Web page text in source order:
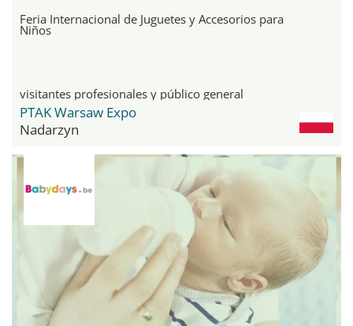
Feria Internacional de Juguetes y Accesorios para
Niños
visitantes profesionales y público general
PTAK Warsaw Expo
Nadarzyn